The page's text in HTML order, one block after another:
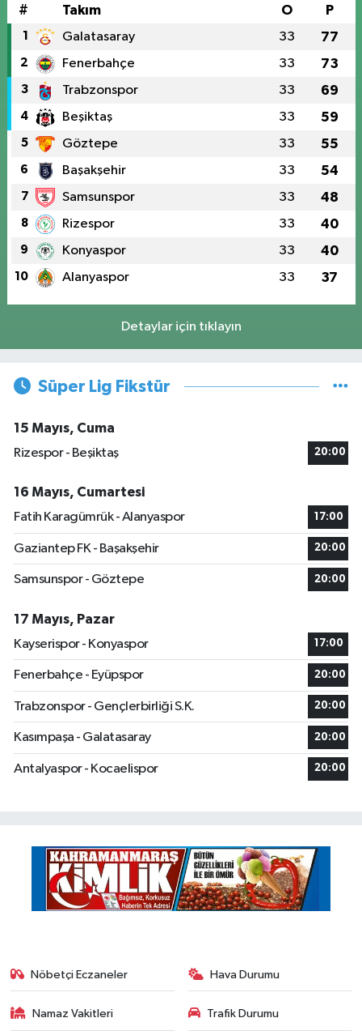
# Takım O P
1 Galatasaray 33 77
2 Fenerbahçe 33 73
3 Trabzonspor 33 69
4 Beşiktaş 33 59
5 Göztepe 33 55
6 Başakşehir 33 54
7 Samsunspor 33 48
8 Rizespor 33 40
9 Konyaspor 33 40
10 Alanyaspor 33 37
Detaylar için tıklayın
Süper Lig Fikstür
15 Mayıs, Cuma
Rizespor - Beşiktaş
20:00
16 Mayıs, Cumartesi
Fatih Karagümrük - Alanyaspor
17:00
Gaziantep FK - Başakşehir 20:00
Samsunspor - Göztepe 20:00
17 Mayıs, Pazar
Kayserispor - Konyaspor
17:00
Fenerbahçe - Eyüpspor 20:00
Trabzonspor - Gençlerbirliği S.K. 20:00
Kasımpaşa - Galatasaray 20:00
Antalyaspor - Kocaelispor 20:00
Nöbetçi Eczaneler Hava Durumu
Namaz Vakitleri Trafik Durumu